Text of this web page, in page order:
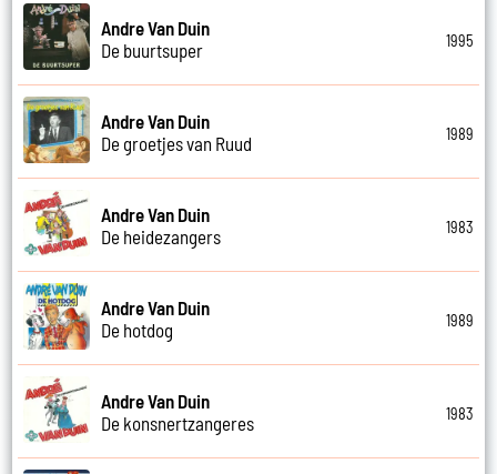
Andre Van Duin
De buurtsuper
1995
Andre Van Duin
De groetjes van Ruud
1989
Andre Van Duin
De heidezangers
1983
Andre Van Duin
De hotdog
1989
Andre Van Duin
De konsnertzangeres
1983